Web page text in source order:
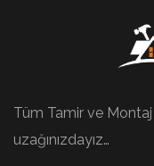
Tüm Tamir ve
uzağınızdayız…